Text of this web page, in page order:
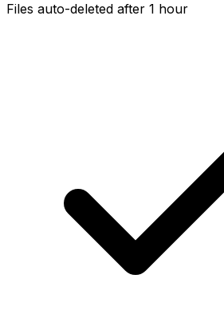
Files auto-deleted after 1 hour